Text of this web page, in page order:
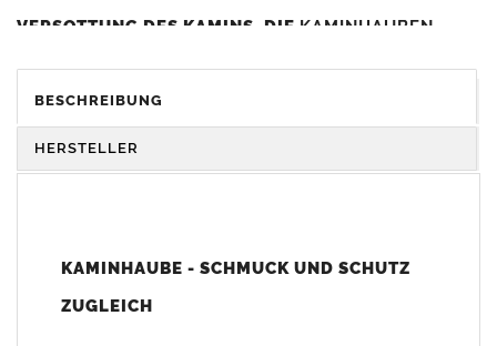
VERSOTTUNG DES KAMINS. DIE KAMINHAUBEN
DIENEN GLEICHZEITIG ALS GESTALTERISCHES
ELEMENT ZUR VERSCHÖNERUNG DES BAUWERKS.
Unsere Maßangaben beziehen sich immer auf das
BESCHREIBUNG
HERSTELLER
KAMINHAUBE - SCHMUCK UND SCHUTZ
ZUGLEICH